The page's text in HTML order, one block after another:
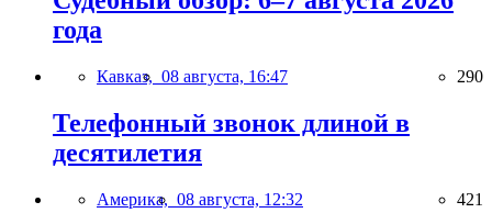
года
Кавказ, 08 августа, 16:47 290
Телефонный звонок длиной в
десятилетия
Америка, 08 августа, 12:32 421